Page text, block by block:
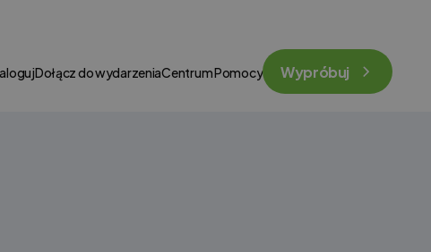
Dołącz do wydarzeniaCentrum Pomocy Wypróbuj